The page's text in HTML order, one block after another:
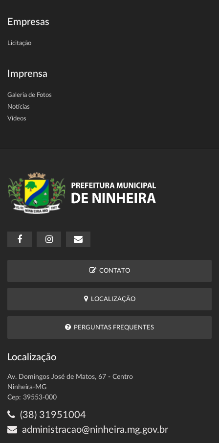
Empresas
Licitação
Imprensa
Galeria de Fotos
Notícias
Vídeos
CONTATO
LOCALIZAÇÃO
PERGUNTAS FREQUENTES
Localização
Av. Domingos José de Matos, 67 - Centro
Ninheira-MG
Cep: 39553-000
(38) 31951004
administracao@ninheira.mg.gov.br